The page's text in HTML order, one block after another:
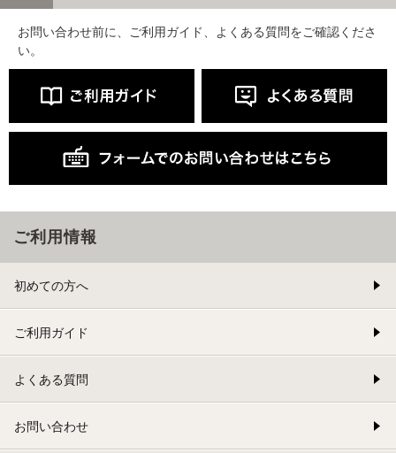
お問い合わせ前に、ご利用ガイド、よくある質問をご確認くださ
い。
ご利用情報
初めての方へ
ご利用ガイド
よくある質問
お問い合わせ